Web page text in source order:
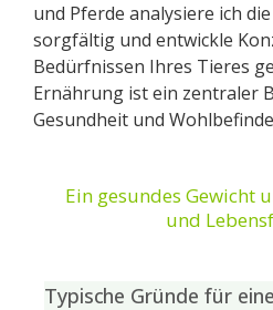
und Pferde analysiere ich
sorgfältig und entwickle
Bedürfnissen Ihres Tieres
Ernährung ist ein zentraler
Gesundheit und
Ein gesundes Gewicht
und
Typische Gründe für eine